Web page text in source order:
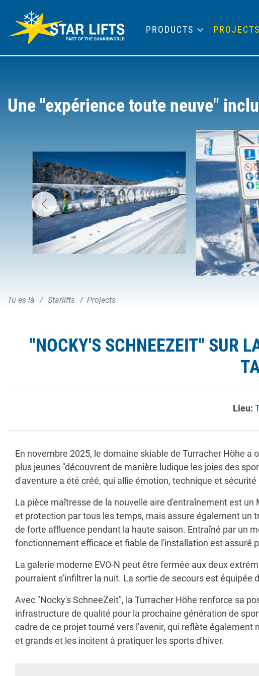
Une "expérience toute neuve"
Tu es là Starlifts Projects
"NOCKY'S SCHNEEZEIT" SUR
Lieu:
En novembre 2025, le domaine skiable de Turracher Höhe
plus jeunes "découvrent de manière ludique les joies des
d'aventure a été créé, qui allie émotion, technique et
La pièce maîtresse de la nouvelle aire d'entraînement est
et protection par tous les temps, mais assure également un
de forte affluence pendant la haute saison. Entraîné par un
fonctionnement efficace et fiable de l'installation est assuré
La galerie moderne EVO-N peut être fermée aux deux
pourraient s'infiltrer la nuit. La sortie de secours est
Avec "Nocky's SchneeZeit", la Turracher Höhe renforce sa
infrastructure de qualité pour la prochaine génération de
cadre de ce projet tourné vers l'avenir, qui reflète
et grands et les incitent à pratiquer les sports d'hiver.
PRODUCTS PROJECTS